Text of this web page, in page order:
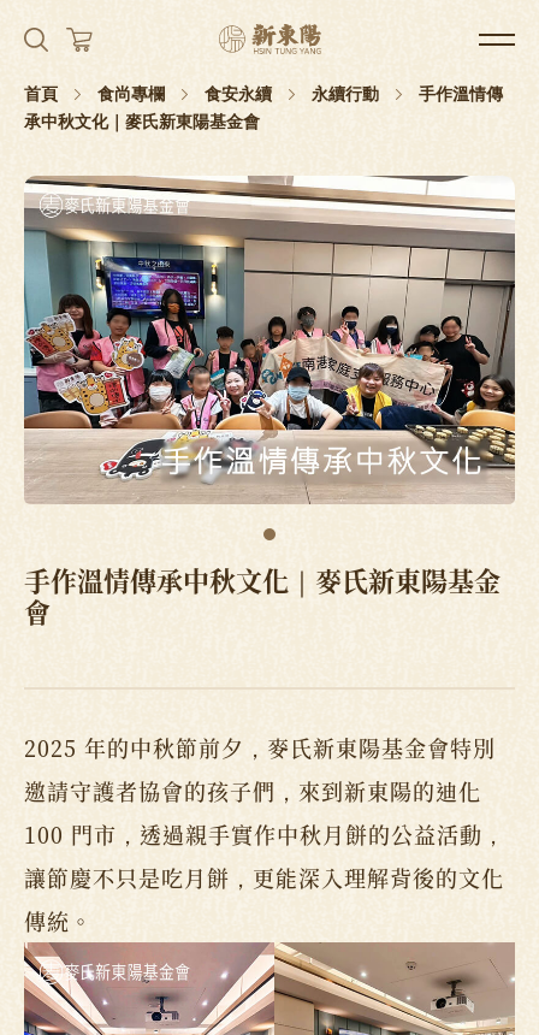
首頁 食尚專欄 食安永續 永續行動
手作溫情傳
承中秋文化｜麥氏新東陽基金會
手作溫情傳承中秋文化｜麥氏新東陽基金
會
2025 年的中秋節前夕，麥氏新東陽基金會特別
邀請守護者協會的孩子們，來到新東陽的迪化
100 門市，透過親手實作中秋月餅的公益活動，
讓節慶不只是吃月餅，更能深入理解背後的文化
傳統。